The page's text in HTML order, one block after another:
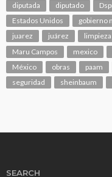
diputada
diputado
Estados Unidos
gobierno
juarez
juárez limpieza
Maru Campos
mexico
México
obras paam
seguridad
sheinbaum
SEARCH